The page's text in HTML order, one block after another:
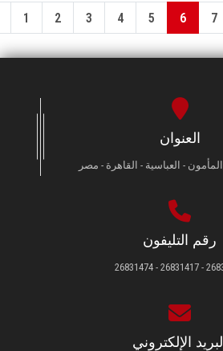
1 2 3 4 5 6 7
العنوان
- العباسية - القاهرة - مصر
رقم التليفون
26831231 -
الإلكتروني